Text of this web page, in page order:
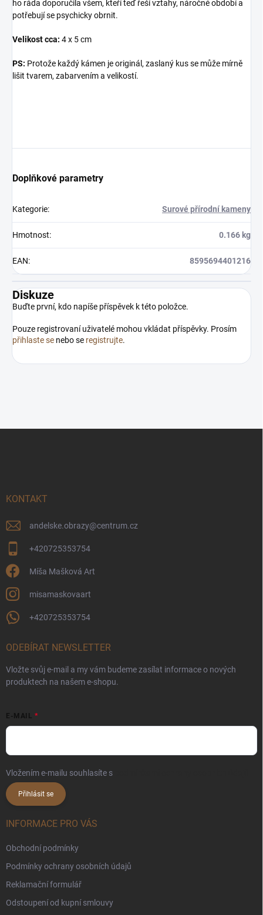
ho ráda doporučila všem, kteří teď řeší vztahy, náročné období a
potřebují se psychicky obrnit.
Velikost cca: 4 x 5 cm
PS: Protože každý kámen je originál, zaslaný kus se může mírně
lišit tvarem, zabarvením a velikostí.
Doplňkové parametry
Kategorie: Surové přírodní kameny
Hmotnost: 0.166 kg
EAN: 8595694401216
Diskuze
Buďte první, kdo napíše příspěvek k této položce.
Pouze registrovaní uživatelé mohou vkládat příspěvky. Prosím
přihlaste se nebo se registrujte.
KONTAKT
andelske.obrazy@centrum.cz
+420725353754
Míša Mašková Art
misamaskovaart
+420725353754
ODEBÍRAT NEWSLETTER
Vložte svůj e-mail a my vám budeme zasílat informace o nových
produktech na našem e-shopu.
E-MAIL
Vložením e-mailu souhlasíte s
Přihlásit se
INFORMACE PRO VÁS
Obchodní podmínky
Podmínky ochrany osobních údajů
Reklamační formulář
Odstoupení od kupní smlouvy
×
Přihlásit k newsletteru